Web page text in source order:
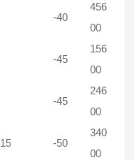
-40
456
00
15
-45
156
00
-45
246
00
-50
340
00